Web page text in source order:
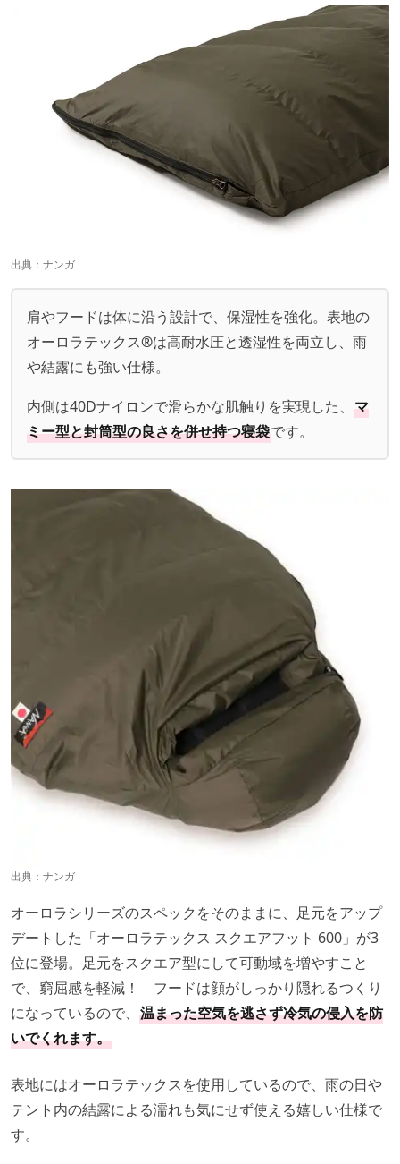
出典： ナンガ
肩やフードは体に沿う設計で、保湿性を強化。表地の
オーロラテックス®は高耐水圧と透湿性を両立し、雨
や結露にも強い仕様。
内側は40Dナイロンで滑らかな肌触りを実現した、 マ
ミー型と封筒型の良さを併せ持つ寝袋です。
出典： ナンガ
オーロラシリーズのスペックをそのままに、足元をアップ
デートした「オーロラテックス スクエアフット 600」が3
位に登場。足元をスクエア型にして可動域を増やすこと
で、窮屈感を軽減！ フードは顔がしっかり隠れるつくり
になっているので、 温まった空気を逃さず冷気の侵入を防
いでくれます。
表地にはオーロラテックスを使用しているので、雨の日や
テント内の結露による濡れも気にせず使える嬉しい仕様で
す。